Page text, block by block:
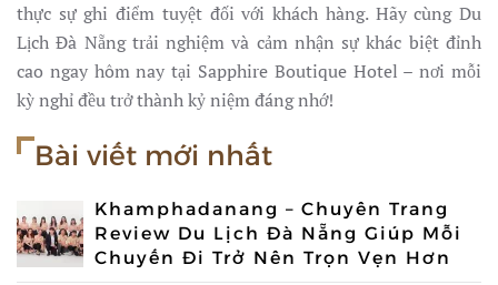
thực sự ghi điểm tuyệt đối với khách hàng. Hãy cùng Du
Lịch Đà Nẵng trải nghiệm và cảm nhận sự khác biệt đỉnh
cao ngay hôm nay tại Sapphire Boutique Hotel – nơi mỗi
kỳ nghỉ đều trở thành kỷ niệm đáng nhớ!
Bài viết mới nhất
Khamphadanang – Chuyên Trang
Review Du Lịch Đà Nẵng Giúp Mỗi
Chuyến Đi Trở Nên Trọn Vẹn Hơn